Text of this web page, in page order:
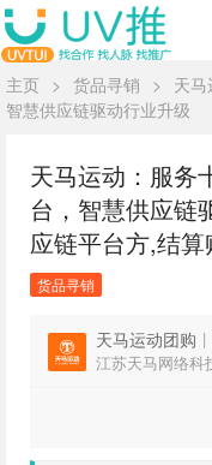
主页 > 货品寻销 >
天
智慧供应链驱动行业升级
天马运动：服务
台，智慧供应链
应链平台方,结
货品寻销
天马运动团购 |
江苏天马网络科